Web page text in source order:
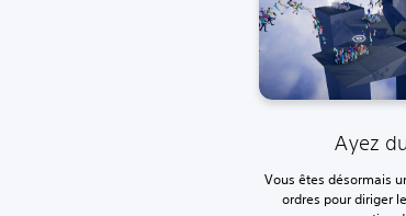
Ayez
Vous êtes désormais
ordres pour diriger